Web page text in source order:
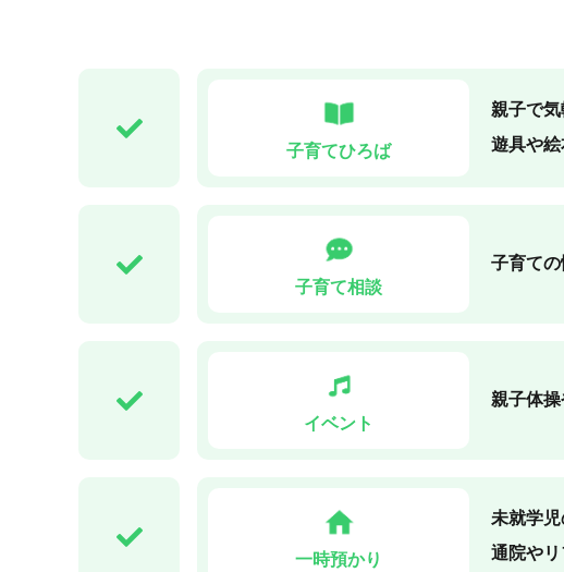
子育てひろば
親子で気
遊具や絵
子育て相談
子育ての
イベント
親子体
一時預かり
未就学児
通院やリ